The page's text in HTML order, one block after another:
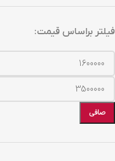
فیلتر براساس قیمت:
صافی